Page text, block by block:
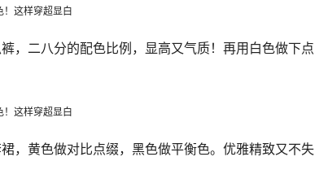
，二八分的配色比例，显高又气质！再用白色做下点
，黄色做对比点缀，黑色做平衡色。优雅精致又不失